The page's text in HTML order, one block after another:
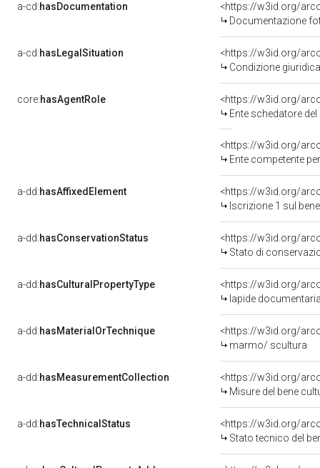
a-cd:hasDocumentation
Documentazione
a-cd:hasLegalSituation
Condizione
core:hasAgentRole
<https://w3id.org/
Ente schedatore
<https://w3id.org/
Ente competente per tutela del
a-dd:hasAffixedElement
<https://w3id.org/
Iscrizione 1 sul
a-dd:hasConservationStatus
<https://w3id.org/
Stato di
a-dd:hasCulturalPropertyType
<https://w3id.org/
lapide
a-dd:hasMaterialOrTechnique
<https://w3id.org/
marmo/ scultura
a-dd:hasMeasurementCollection
<https://w3id.org/
Misure del bene
a-dd:hasTechnicalStatus
<https://w3id.org/
Stato tecnico del